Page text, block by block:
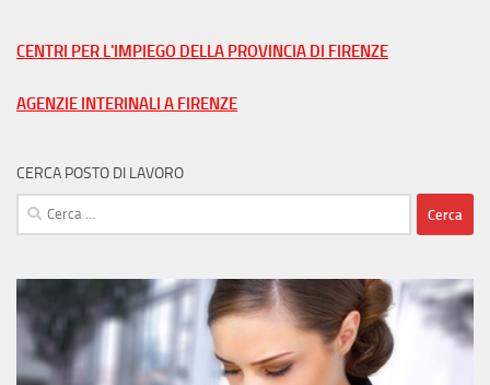
tua
CENTRI PER L'IMPIEGO DELLA PROVINCIA DI FIRENZE
AGENZIE INTERINALI A FIRENZE
CERCA POSTO DI LAVORO
Ricerca
per: